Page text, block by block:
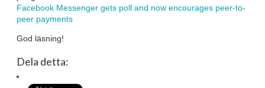
Facebook Messenger gets poll and now encourages peer-to-
peer payments
God läsning!
Dela detta: